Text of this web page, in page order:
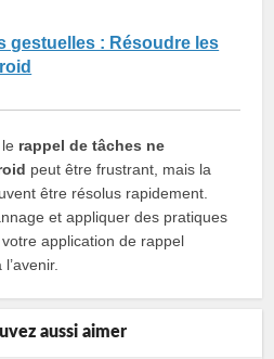
gestuelles : Résoudre les
rappel de tâches ne
peut être frustrant, mais la
être résolus rapidement.
et appliquer des pratiques
application de rappel
aussi aimer